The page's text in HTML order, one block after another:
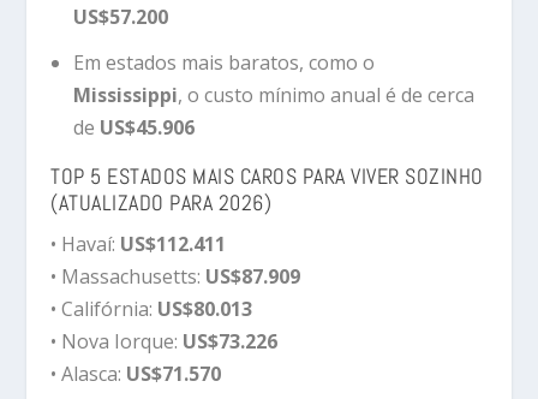
US$57.200
Em estados mais baratos, como o
Mississippi, o custo mínimo anual é de cerca
de US$45.906
TOP 5 ESTADOS MAIS CAROS PARA VIVER SOZINHO
(ATUALIZADO PARA 2026)
• Havaí: US$112.411
• Massachusetts: US$87.909
• Califórnia: US$80.013
• Nova Iorque: US$73.226
• Alasca: US$71.570